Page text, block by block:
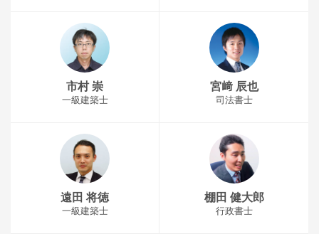
市村 崇
一級建築士
宮﨑 辰也
司法書士
遠田 将徳
一級建築士
棚田 健大郎
行政書士